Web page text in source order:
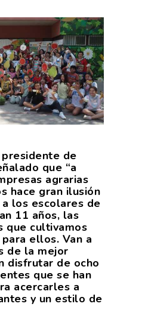
de
que “a
agrarias
hace gran ilusión
los escolares de
11 años, las
que cultivamos
ellos. Van a
de la mejor
disfrutar de ocho
que se han
acercarles a
y un estilo de